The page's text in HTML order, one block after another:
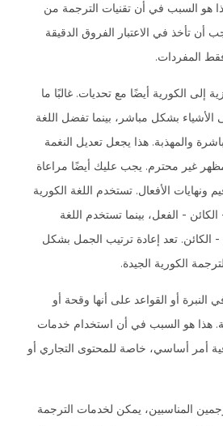
هو السبب في أن تقنيات الترجمة من
أن تأخذ في الاعتبار الفروق الدقيقة
المفردات.
إلى الكورية أيضًا مع تحديات. غالبًا ما
الأشياء بشكل مباشر، بينما تفضل اللغة
والمهذبة. هذا يجعل تعديل النغمة
غير محترم. يجب عليك أيضًا مراعاة
ونهايات الأفعال. تستخدم اللغة الكورية
- الفعل، بينما تستخدم اللغة
- الكائن. تعد إعادة ترتيب الجمل بشكل
الكورية الجيدة.
أو القواعد على أنها وقحة أو
هذا هو السبب في أن استخدام خدمات
أمر أساسي، خاصة للمحتوى التجاري أو
المناسبين، يمكن لخدمات الترجمة